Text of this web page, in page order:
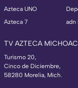
Azteca UNO
Azteca 7
adn
TV AZTECA
Turismo 20,
Cinco de Diciembre,
58280 Morelia, Mich.